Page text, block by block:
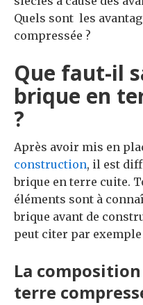
Quels sont les
compressée ?
Que faut-il
brique en
?
Après avoir mis en
construction, il est
brique en terre cuite.
éléments sont à
brique avant de
peut citer par exemple
La
terre